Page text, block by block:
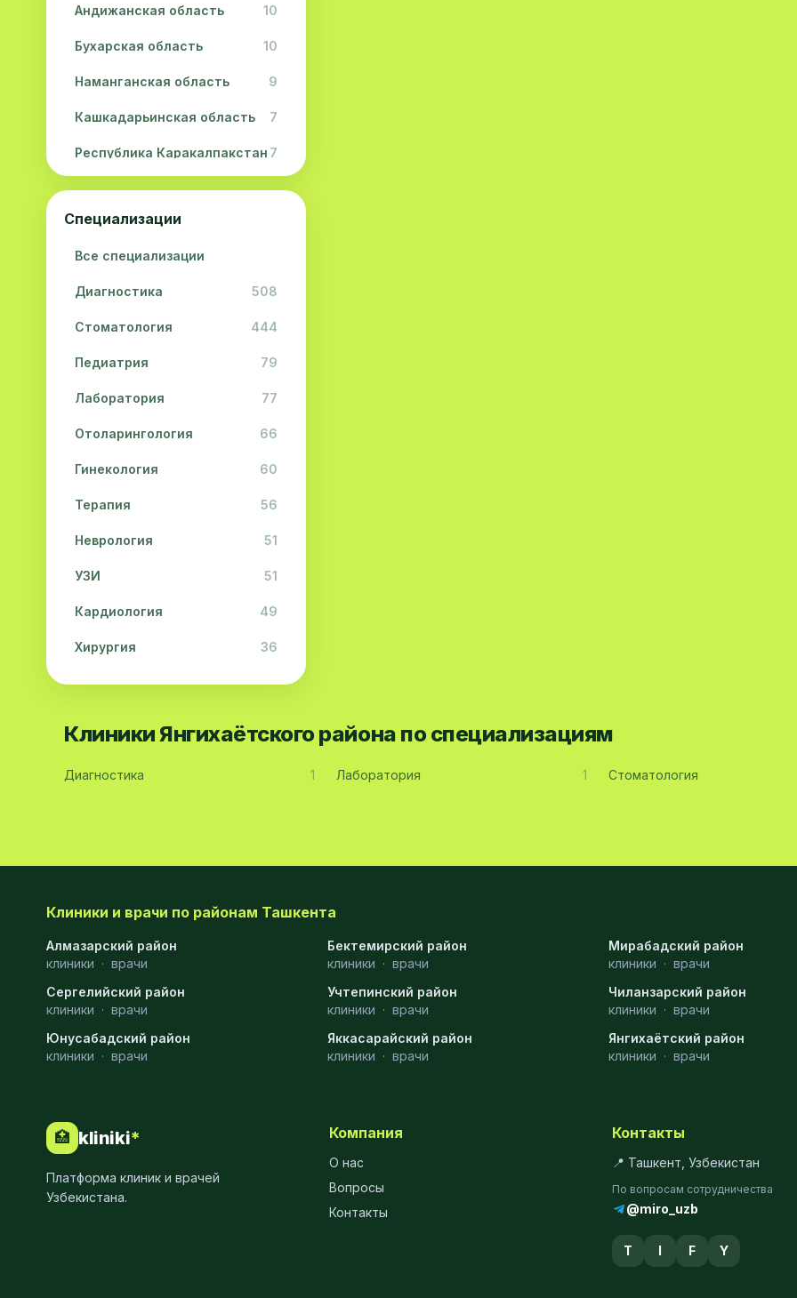
Андижанская область 10
Бухарская область 10
Наманганская область 9
Кашкадарьинская область 7
Республика Каракалпакстан 7
Навоийская область 5
Джизакская область
Сурхандарьинская область
Сырдарьинская область 2
Хорезмская область 2
Специализации
Все специализации
Диагностика 508
Стоматология 444
Педиатрия 79
Лаборатория 77
Отоларингология 66
Гинекология 60
Терапия 56
Неврология 51
УЗИ 51
Кардиология 49
Хирургия 36
Физиотерапия 31
Акушерство
Ортопедия
Массаж
Гастроэнтерология
Андрология
Клиники Янгихаётского района по специализациям
Диагностика 1 Лаборатория 1 Стоматология
Клиники и врачи по районам Ташкента
Алмазарский район
клиники · врачи
Бектемирский район
клиники · врачи
Мирабадский район
клиники · врачи
Сергелийский район
клиники · врачи
Учтепинский район
клиники · врачи
Чиланзарский район
клиники · врачи
Юнусабадский район
клиники · врачи
Яккасарайский район
клиники · врачи
Янгихаётский район
клиники · врачи
🏥 kliniki*
Платформа клиник и врачей
Узбекистана.
Компания
О нас
Вопросы
Контакты
Контакты
📍 Ташкент, Узбекистан
По вопросам сотрудничества
@miro_uzb
T I F Y